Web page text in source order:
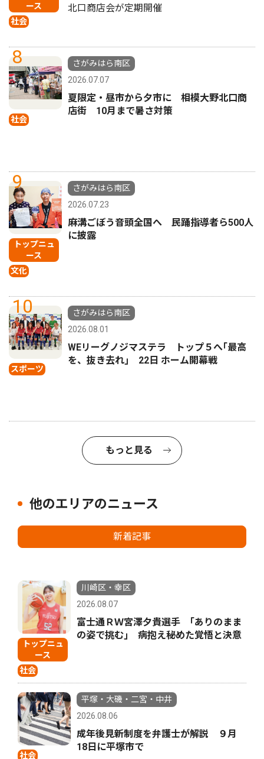
ース
社会
北口商店会が定期開催
8
社会
さがみはら南区
2026.07.07
夏限定・昼市から夕市に 相模大野北口商
店街 10月まで暑さ対策
9
トップニュ
ース
文化
さがみはら南区
2026.07.23
麻溝ごぼう音頭全国へ 民踊指導者ら500人
に披露
10
スポーツ
さがみはら南区
2026.08.01
WEリーグノジマステラ トップ５へ｢最高
を、抜き去れ｣ 22日 ホーム開幕戦
もっと見る
他のエリアのニュース
新着記事
トップニュ
ース
社会
川崎区・幸区
2026.08.07
富士通ＲＷ宮澤夕貴選手 ｢ありのまま
の姿で挑む｣ 病抱え秘めた覚悟と決意
社会
平塚・大磯・二宮・中井
2026.08.06
成年後見新制度を弁護士が解説 ９月
18日に平塚市で